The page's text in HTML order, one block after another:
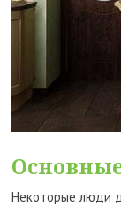
Некоторые люди